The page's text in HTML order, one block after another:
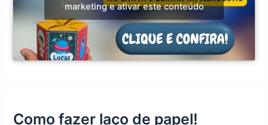
marketing e ativar este conteúdo
Como fazer laço de papel!